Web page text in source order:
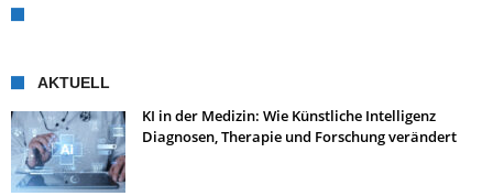
AKTUELL
KI in der Medizin: Wie Künstliche Intelligenz
Diagnosen, Therapie und Forschung verändert